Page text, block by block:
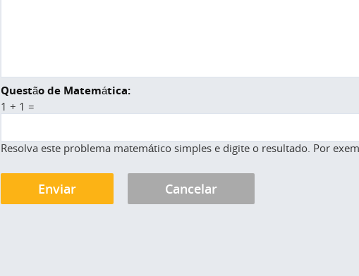
Questão de Matemática:
1 + 1 =
Resolva este problema matemático simples e digite o resultado. Por